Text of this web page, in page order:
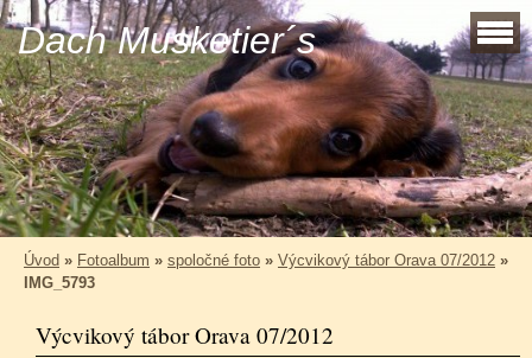
Dach Musketier´s
Úvod » Fotoalbum » spoločné foto » Výcvikový tábor Orava 07/2012 »
IMG_5793
Výcvikový tábor Orava 07/2012